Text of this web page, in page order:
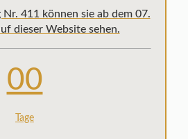
411 können sie ab dem 07.
dieser Website sehen.
00
Tage